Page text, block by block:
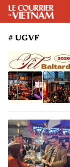
# UGVF